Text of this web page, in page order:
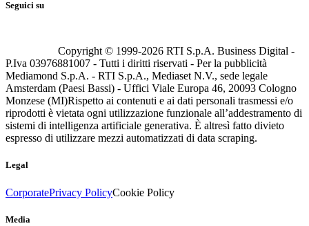
Seguici su
Copyright © 1999-2026 RTI S.p.A. Business Digital -
P.Iva 03976881007 - Tutti i diritti riservati - Per la pubblicità
Mediamond S.p.A. - RTI S.p.A., Mediaset N.V., sede legale
Amsterdam (Paesi Bassi) - Uffici Viale Europa 46, 20093 Cologno
Monzese (MI)Rispetto ai contenuti e ai dati personali trasmessi e/o
riprodotti è vietata ogni utilizzazione funzionale all’addestramento di
sistemi di intelligenza artificiale generativa. È altresì fatto divieto
espresso di utilizzare mezzi automatizzati di data scraping.
Legal
CorporatePrivacy PolicyCookie Policy
Media